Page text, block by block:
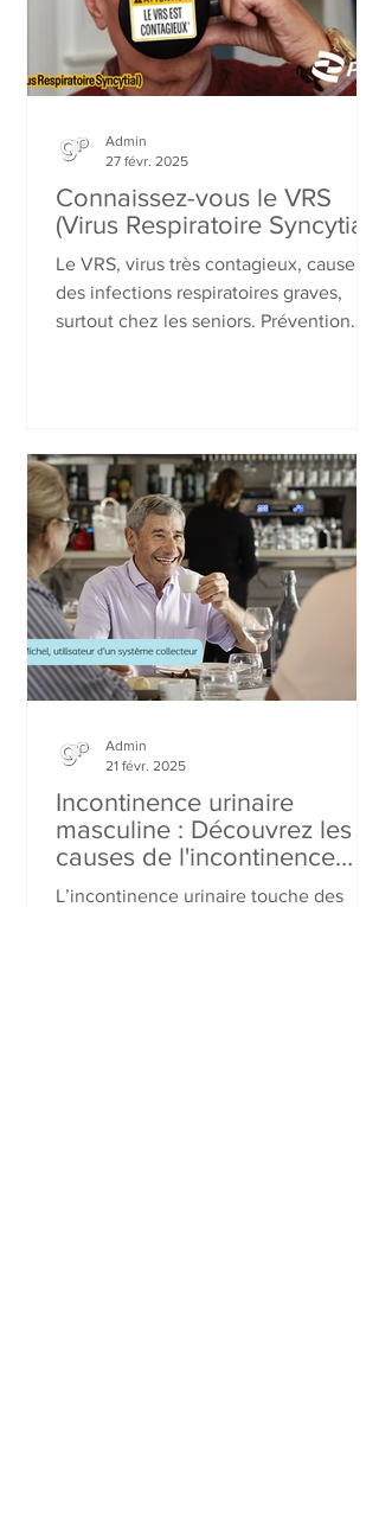
Connaissez-vous le VRS
(Virus Respiratoire Syncytial)
Le VRS, virus très contagieux, cause
des infections respiratoires graves,
surtout chez les seniors. Prévention
Admin
27 févr. 2025
Incontinence urinaire
masculine : Découvrez les
causes de l'incontinence
urinaire masculine et les
solutions possibles
L’incontinence urinaire touche des
Admin
21 févr. 2025